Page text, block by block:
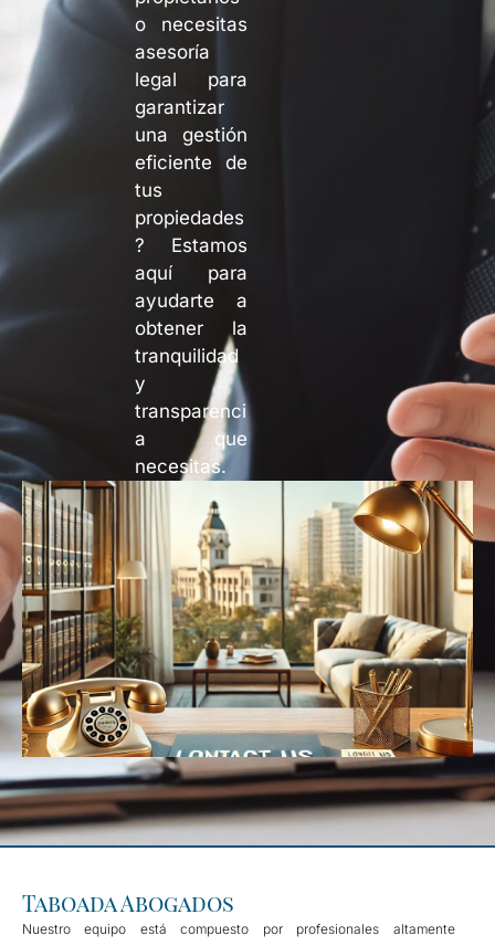
o necesitas
asesoría
legal para
garantizar
una gestión
eficiente de
tus
propiedades
? Estamos
aquí para
ayudarte a
obtener la
tranquilidad
y
transparenci
a que
necesitas.
Taboada Abogados
Nuestro equipo está compuesto por profesionales altamente